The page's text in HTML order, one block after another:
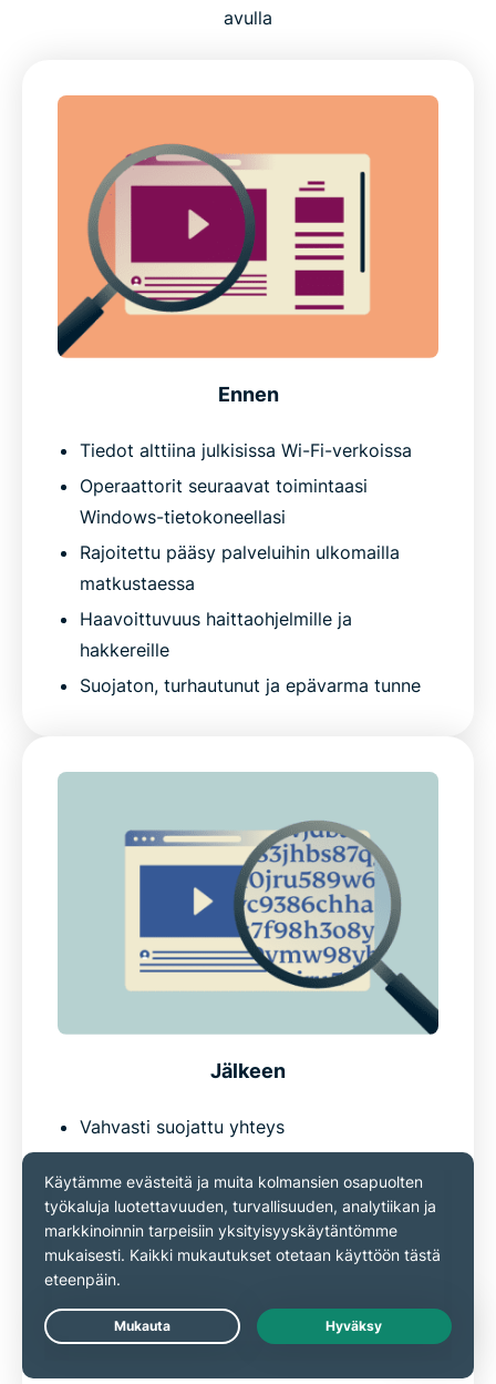
avulla
Ennen
Tiedot alttiina julkisissa Wi-Fi-verkoissa
Operaattorit seuraavat toimintaasi
Windows-tietokoneellasi
Rajoitettu pääsy palveluihin ulkomailla
matkustaessa
Haavoittuvuus haittaohjelmille ja
hakkereille
Suojaton, turhautunut ja epävarma tunne
Jälkeen
Vahvasti suojattu yhteys
selatessa
Käytä kotimaan sisältöjä turvallisesti
matkustaessasi
Parempi suoja Windowsille kohdistettuja
verkkouhkia vastaan
Live Chat